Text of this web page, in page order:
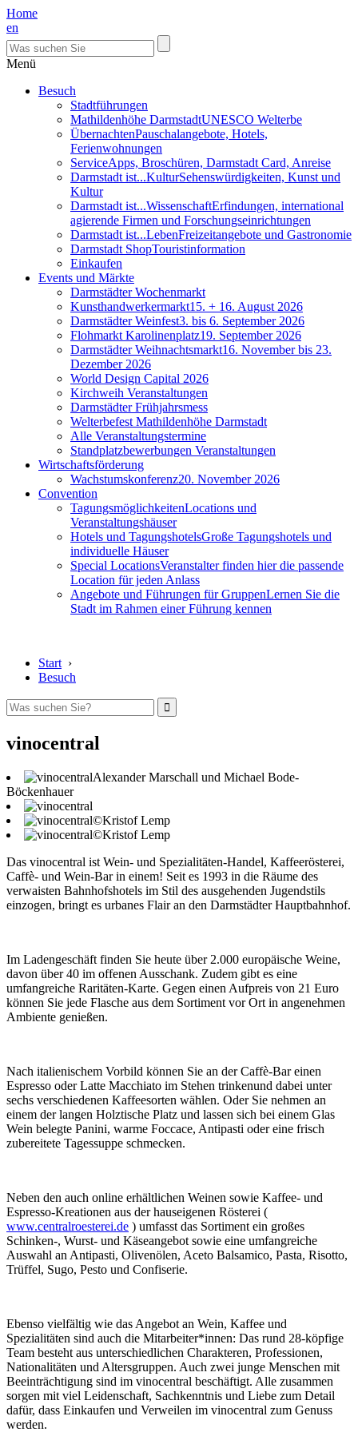
Home
en
Menü
Besuch
Stadtführungen
Mathildenhöhe DarmstadtUNESCO Welterbe
ÜbernachtenPauschalangebote, Hotels,
Ferienwohnungen
ServiceApps, Broschüren, Darmstadt Card, Anreise
Darmstadt ist...KulturSehenswürdigkeiten, Kunst und
Kultur
Darmstadt ist...WissenschaftErfindungen, international
agierende Firmen und Forschungseinrichtungen
Darmstadt ist...LebenFreizeitangebote und Gastronomie
Darmstadt ShopTouristinformation
Einkaufen
Events und Märkte
Darmstädter Wochenmarkt
Kunsthandwerkermarkt15. + 16. August 2026
Darmstädter Weinfest3. bis 6. September 2026
Flohmarkt Karolinenplatz19. September 2026
Darmstädter Weihnachtsmarkt16. November bis 23.
Dezember 2026
World Design Capital 2026
Kirchweih Veranstaltungen
Darmstädter Frühjahrsmess
Welterbefest Mathildenhöhe Darmstadt
Alle Veranstaltungstermine
Standplatzbewerbungen Veranstaltungen
Wirtschaftsförderung
Wachstumskonferenz20. November 2026
Convention
TagungsmöglichkeitenLocations und
Veranstaltungshäuser
Hotels und TagungshotelsGroße Tagungshotels und
individuelle Häuser
Special LocationsVeranstalter finden hier die passende
Location für jeden Anlass
Angebote und Führungen für GruppenLernen Sie die
Stadt im Rahmen einer Führung kennen
Start ›
Besuch
vinocentral
Alexander Marschall und Michael Bode-
Böckenhauer
©Kristof Lemp
©Kristof Lemp
Das vinocentral ist Wein- und Spezialitäten-Handel, Kaffeerösterei,
Caffè- und Wein-Bar in einem! Seit es 1993 in die Räume des
verwaisten Bahnhofshotels im Stil des ausgehenden Jugendstils
einzogen, bringt es urbanes Flair an den Darmstädter Hauptbahnhof.
Im Ladengeschäft finden Sie heute über 2.000 europäische Weine,
davon über 40 im offenen Ausschank. Zudem gibt es eine
umfangreiche Raritäten-Karte. Gegen einen Aufpreis von 21 Euro
können Sie jede Flasche aus dem Sortiment vor Ort in angenehmen
Ambiente genießen.
Nach italienischem Vorbild können Sie an der Caffè-Bar einen
Espresso oder Latte Macchiato im Stehen trinkenund dabei unter
sechs verschiedenen Kaffeesorten wählen. Oder Sie nehmen an
einem der langen Holztische Platz und lassen sich bei einem Glas
Wein belegte Panini, warme Foccace, Antipasti oder eine frisch
zubereitete Tagessuppe schmecken.
Neben den auch online erhältlichen Weinen sowie Kaffee- und
Espresso-Kreationen aus der hauseigenen Rösterei (
www.centralroesterei.de ) umfasst das Sortiment ein großes
Schinken-, Wurst- und Käseangebot sowie eine umfangreiche
Auswahl an Antipasti, Olivenölen, Aceto Balsamico, Pasta, Risotto,
Trüffel, Sugo, Pesto und Confiserie.
Ebenso vielfältig wie das Angebot an Wein, Kaffee und
Spezialitäten sind auch die Mitarbeiter*innen: Das rund 28-köpfige
Team besteht aus unterschiedlichen Charakteren, Professionen,
Nationalitäten und Altersgruppen. Auch zwei junge Menschen mit
Beeinträchtigung sind im vinocentral beschäftigt. Alle zusammen
sorgen mit viel Leidenschaft, Sachkenntnis und Liebe zum Detail
dafür, dass Einkaufen und Verweilen im vinocentral zum Genuss
werden.